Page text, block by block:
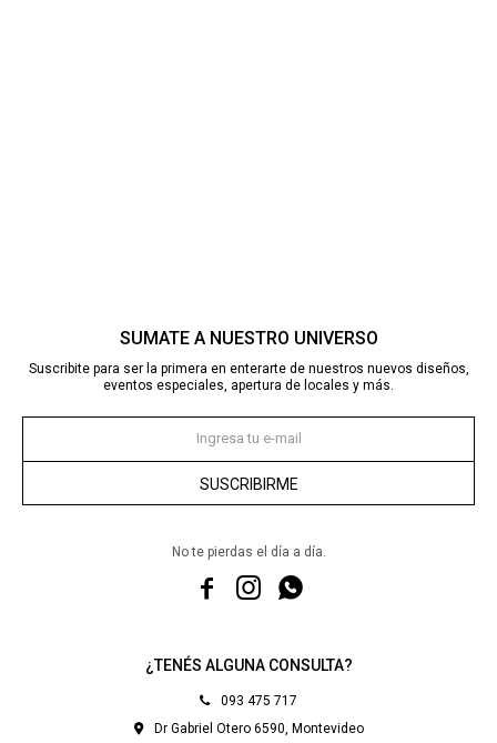
¿TENÉS ALGUNA CONSULTA?
093 475 717
Dr Gabriel Otero 6590, Montevideo
SUMATE A NUESTRO UNIVERSO
Suscribite para ser la primera en enterarte de nuestros nuevos diseños,
eventos especiales, apertura de locales y más.
SUSCRIBIRME
No te pierdas el día a día.
  